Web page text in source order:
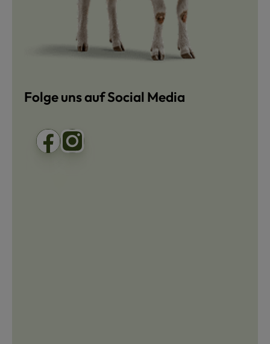
Folge uns auf Social Media